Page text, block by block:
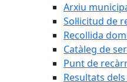
Arxiu
Sol·licitud de
Recollida
Catàleg de
Punt de
Resultats